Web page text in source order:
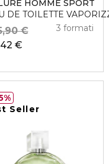
HOMME SPORT
DE TOILETTE
€
€ 3 formati
Seller